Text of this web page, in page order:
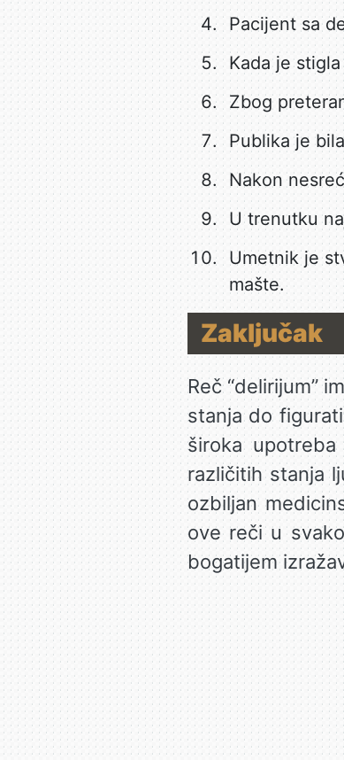
Pacijent sa
Kada je
Zbog
Publika je
Nakon
U trenutku
Umetnik je
mašte.
Zaključak
Reč “delirijum”
stanja do
široka
različitih stanja
ozbiljan
ove reči u
bogatijem